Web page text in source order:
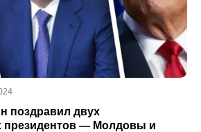
поздравил двух
президентов — Молдовы и